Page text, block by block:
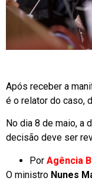
Após receber a
é o relator do caso,
No dia 8 de maio, a
decisão deve ser
Por Agência
O ministro Nunes